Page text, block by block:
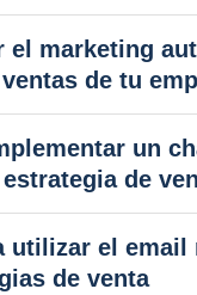
el marketing
de tu
un
de
utilizar el email
de venta